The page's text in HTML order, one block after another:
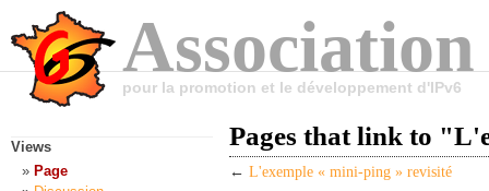
pour la promotion et le développement d'IPv6
Pages that link to
← L'exemple « mini-ping » revisité
Views
Page